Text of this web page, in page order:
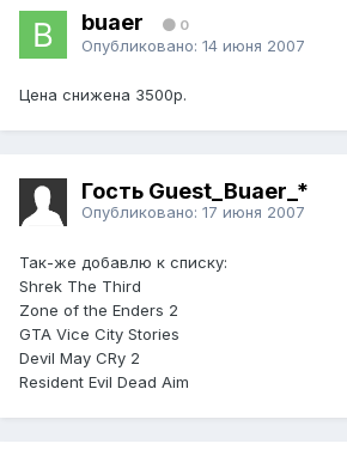
buaer 0
Опубликовано: 14 июня 2007
Цена снижена 3500р.
Гость Guest_Buaer_*
Опубликовано: 17 июня 2007
Так-же добавлю к списку:
Shrek The Third
Zone of the Enders 2
GTA Vice City Stories
Devil May CRy 2
Resident Evil Dead Aim